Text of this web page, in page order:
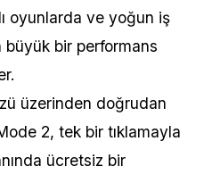
oyunlarda ve yoğun iş
büyük bir performans
üzerinden doğrudan
2, tek bir tıklamayla
ücretsiz bir